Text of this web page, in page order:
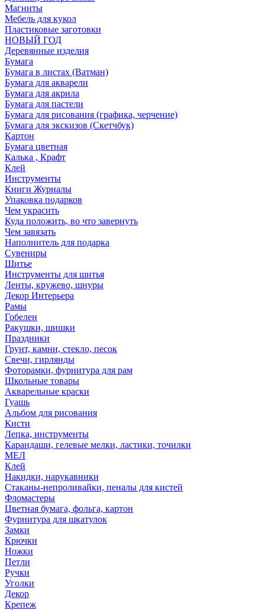
Магниты
Мебель для кукол
Пластиковые заготовки
НОВЫЙ ГОД
Деревянные изделия
Бумага
Бумага в листах (Ватман)
Бумага для акварели
Бумага для акрила
Бумага для пастели
Бумага для рисования (графика, черчение)
Бумага для экскизов (Скетчбук)
Картон
Бумага цветная
Калька , Крафт
Клей
Инструменты
Книги Журналы
Упаковка подарков
Чем украсить
Куда положить, во что завернуть
Чем завязать
Наполнитель для подарка
Сувениры
Шитье
Инструменты для шитья
Ленты, кружево, шнуры
Декор Интерьера
Рамы
Гобелен
Ракушки, шишки
Праздники
Грунт, камни, стекло, песок
Свечи, гирлянды
Фоторамки, фурнитура для рам
Школьные товары
Акварельные краски
Гуашь
Альбом для рисования
Кисти
Лепка, инструменты
Карандаши, гелевые мелки, ластики, точилки
МЕЛ
Клей
Накидки, нарукавники
Стаканы-непроливайки, пеналы для кистей
Фломастеры
Цветная бумага, фольга, картон
Фурнитура для шкатулок
Замки
Крючки
Ножки
Петли
Ручки
Уголки
Декор
Крепеж